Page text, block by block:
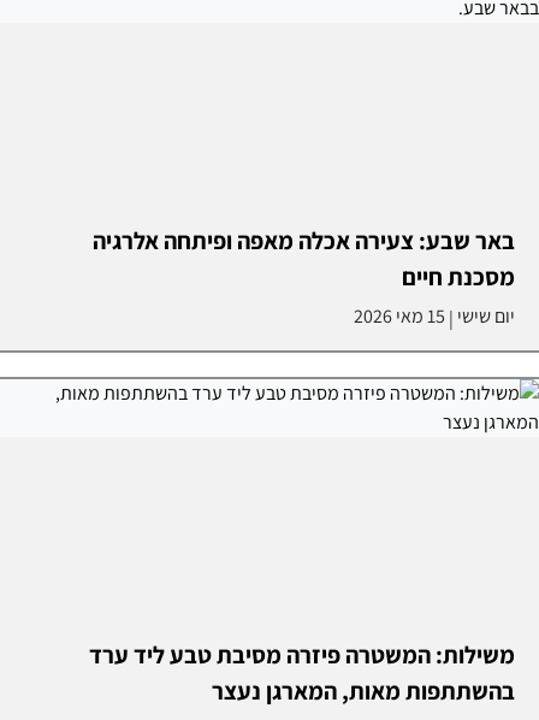
באר שבע: צעירה אכלה מאפה ופיתחה אלרגיה
מסכנת חיים
יום שישי | 15 מאי 2026
משילות: המשטרה פיזרה מסיבת טבע ליד ערד
בהשתתפות מאות, המארגן נעצר